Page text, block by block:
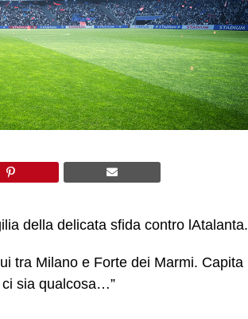
della delicata sfida contro lAtalanta.
tra Milano e Forte dei Marmi. Capita
sia qualcosa…”